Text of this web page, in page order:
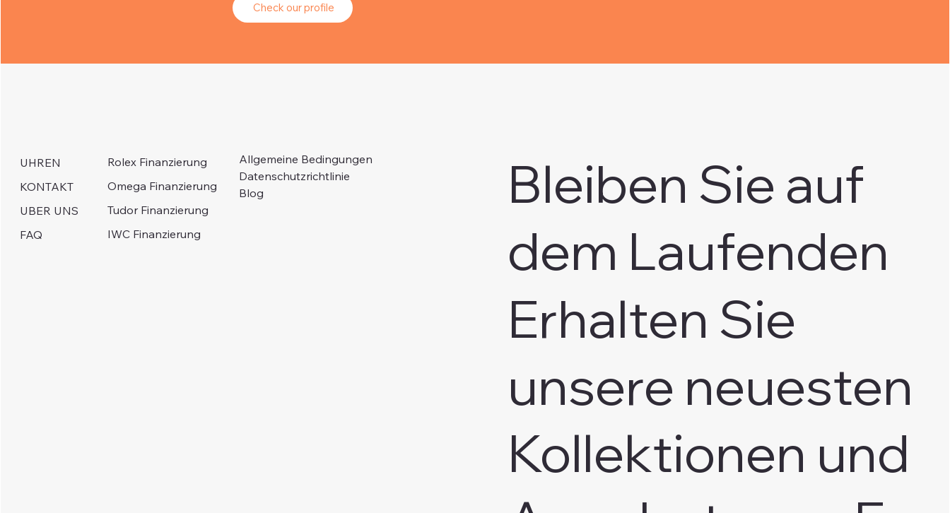
Check our profile
UHREN
KONTAKT
UBER UNS
FAQ
Rolex Finanzierung
Omega Finanzierung
Tudor Finanzierung
IWC Finanzierung
Allgemeine Bedingungen
Datenschutzrichtlinie
Blog
Bleiben Sie auf
dem Laufenden
Erhalten Sie
unsere neuesten
Kollektionen und